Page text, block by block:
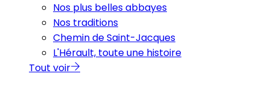
Nos plus belles abbayes
Nos traditions
Chemin de Saint-Jacques
L'Hérault, toute une histoire
Tout voir